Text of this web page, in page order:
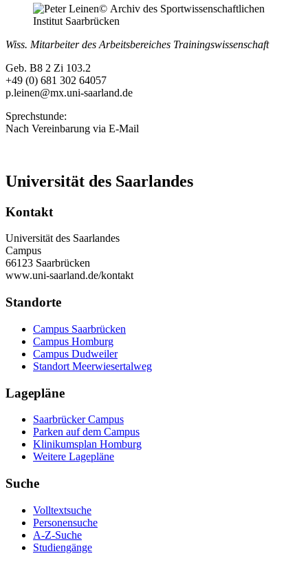
© Archiv des Sportwissenschaftlichen
Institut Saarbrücken
Wiss. Mitarbeiter des Arbeitsbereiches Trainingswissenschaft
Geb. B8 2 Zi 103.2
+49 (0) 681 302 64057
p.leinen@mx.uni-saarland.de
Sprechstunde:
Nach Vereinbarung via E-Mail
Universität des Saarlandes
Kontakt
Universität des Saarlandes
Campus
66123 Saarbrücken
www.uni-saarland.de/kontakt
Standorte
Campus Saarbrücken
Campus Homburg
Campus Dudweiler
Standort Meerwiesertalweg
Lagepläne
Saarbrücker Campus
Parken auf dem Campus
Klinikumsplan Homburg
Weitere Lagepläne
Suche
Volltextsuche
Personensuche
A-Z-Suche
Studiengänge